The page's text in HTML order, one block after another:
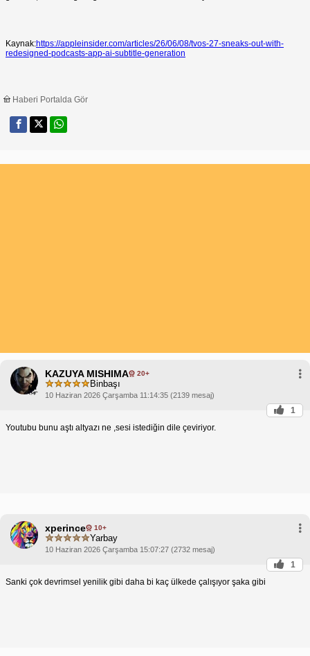
Kaynak:https://appleinsider.com/articles/26/06/08/tvos-27-sneaks-out-with-
redesigned-podcasts-app-ai-subtitle-generation
Haberi Portalda Gör
KAZUYA MISHIMA 20+
Binbaşı
10 Haziran 2026 Çarşamba 11:14:35 (2139 mesaj)
1
Youtubu bunu aştı altyazı ne ,sesi istediğin dile çeviriyor.
xperince 10+
Yarbay
10 Haziran 2026 Çarşamba 15:07:27 (2732 mesaj)
1
Sanki çok devrimsel yenilik gibi daha bi kaç ülkede çalışıyor şaka gibi